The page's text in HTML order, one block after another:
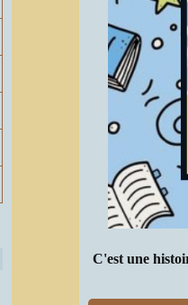
C'est une